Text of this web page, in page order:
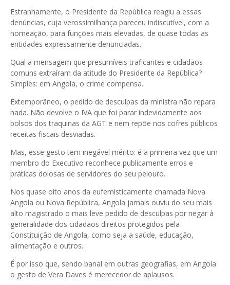
Estranhamente, o Presidente da República reagiu a essas
denúncias, cuja verossimilhança pareceu indiscutível, com a
nomeação, para funções mais elevadas, de quase todas as
entidades expressamente denunciadas.
Qual a mensagem que presumíveis traficantes e cidadãos
comuns extraíram da atitude do Presidente da República?
Simples: em Angola, o crime compensa.
Extemporâneo, o pedido de desculpas da ministra não repara
nada. Não devolve o IVA que foi parar indevidamente aos
bolsos dos traquinas da AGT e nem repõe nos cofres públicos
receitas fiscais desviadas.
Mas, esse gesto tem inegável mérito: é a primeira vez que um
membro do Executivo reconhece publicamente erros e
práticas dolosas de servidores do seu pelouro.
Nos quase oito anos da eufemisticamente chamada Nova
Angola ou Nova República, Angola jamais ouviu do seu mais
alto magistrado o mais leve pedido de desculpas por negar à
generalidade dos cidadãos direitos protegidos pela
Constituição de Angola, como seja a saúde, educação,
alimentação e outros.
É por isso que, sendo banal em outras geografias, em Angola
o gesto de Vera Daves é merecedor de aplausos.